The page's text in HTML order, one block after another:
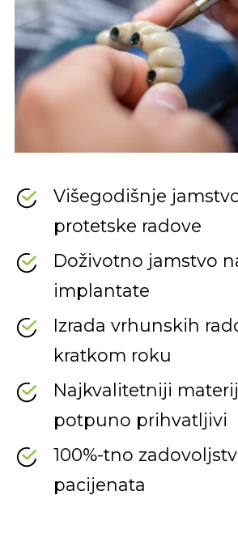
Višegodišnje
protetske radove
Doživotno jamstvo
implantate
Izrada vrhunskih
kratkom roku
Najkvalitetniji
potpuno prihvatljivi
100%-tno
pacijenata